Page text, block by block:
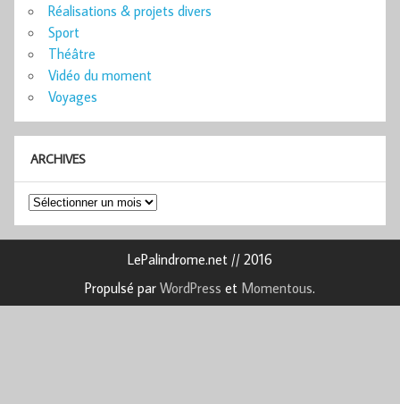
Réalisations & projets divers
Sport
Théâtre
Vidéo du moment
Voyages
ARCHIVES
Archives
LePalindrome.net // 2016
Propulsé par WordPress et Momentous.